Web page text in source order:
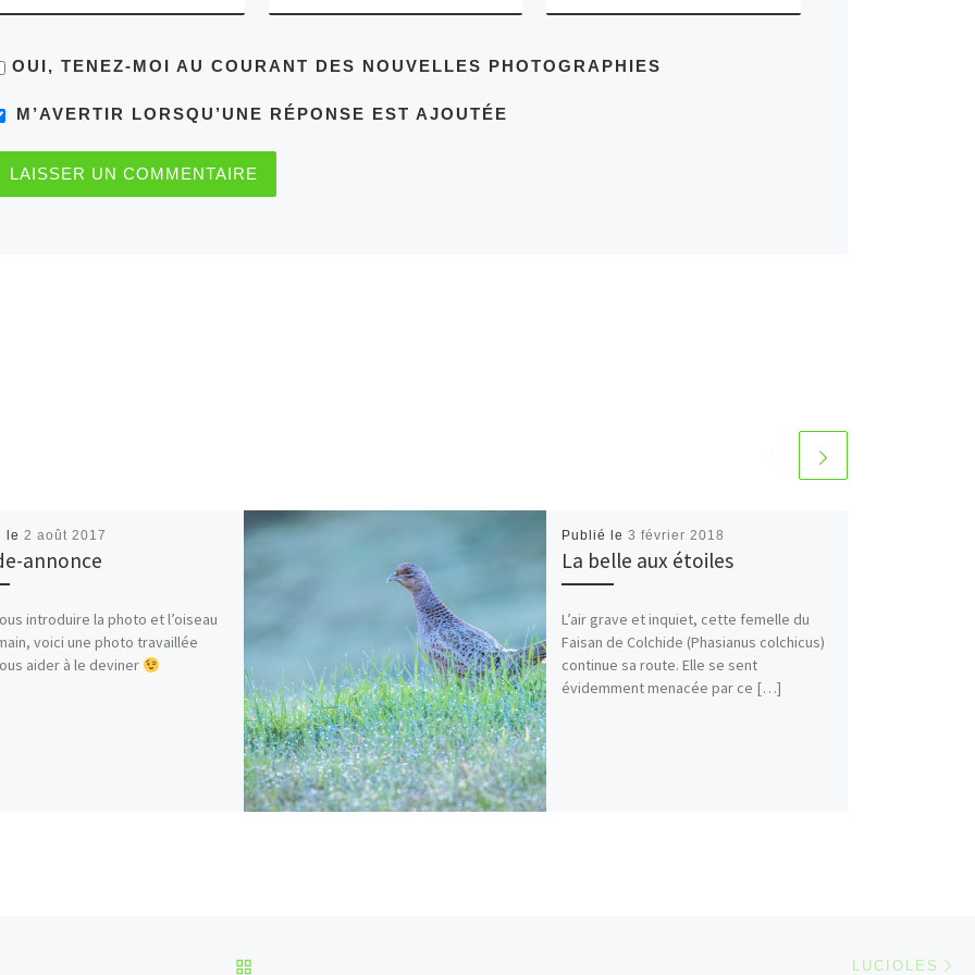
OUI, TENEZ-MOI AU COURANT DES NOUVELLES PHOTOGRAPHIES
M’AVERTIR LORSQU’UNE RÉPONSE EST AJOUTÉE
le 2 août 2017
annonce
introduire la photo et l’oiseau
voici une photo travaillée
aider à le deviner
Publié le 3 février 2018
La belle aux étoiles
L’air grave et inquiet, cette femelle du
Faisan de Colchide (Phasianus colchicus)
continue sa route. Elle se sent
évidemment menacée par ce […]
LUCIOLES